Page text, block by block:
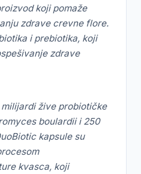
koji pomaže
zdrave crevne flore.
i prebiotika, koji
zdrave
žive probiotičke
boulardii i 250
kapsule su
kvasca, koji